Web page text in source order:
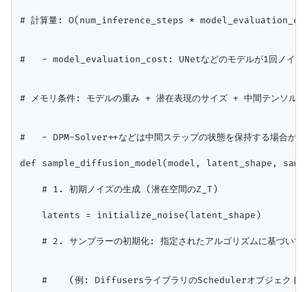
# 計算量: O(num_inference_steps *
#   - model_evaluation_cost: UNetなどのモデルが1回ノイズを
# メモリ条件: モデルの重み + 潜在表現のサイズ + 中間テンソルの
#   - DPM-Solver++などは中間ステップの状態を保持する場合があ
def sample_diffusion_model(model, latent_shape,
    # 1. 初期ノイズの生成 (潜在空間のZ_T)
    latents = initialize_noise(latent_shape)
# 2. サンプラーの初期化: 指定されたアルゴリズムに基づいて
    #    (例: DiffusersライブラリのSchedulerオブジェクト)